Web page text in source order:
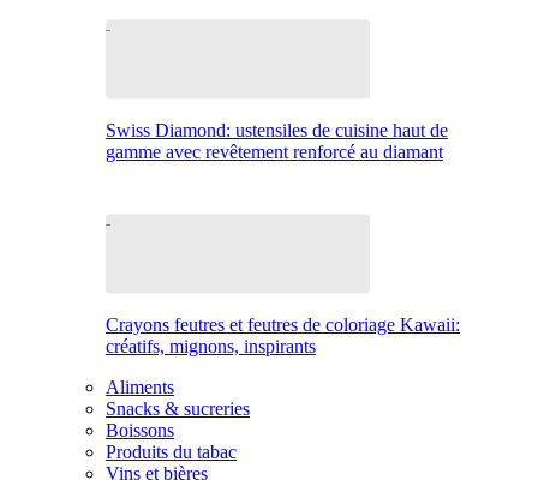
Swiss Diamond: ustensiles de cuisine haut de
gamme avec revêtement renforcé au diamant
Crayons feutres et feutres de coloriage Kawaii:
créatifs, mignons, inspirants
Aliments
Snacks & sucreries
Boissons
Produits du tabac
Vins et bières